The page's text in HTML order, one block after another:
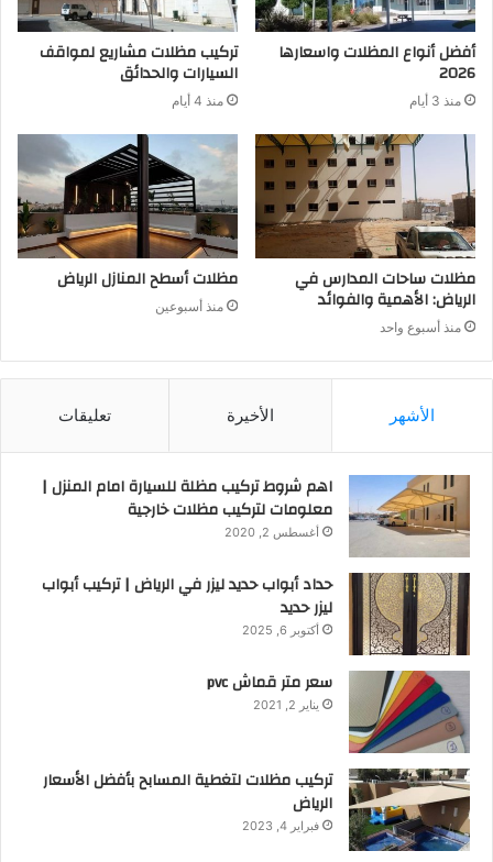
أفضل أنواع المظلات واسعارها
2026
منذ 3 أيام
تركيب مظلات مشاريع لمواقف
السيارات والحدائق
منذ 4 أيام
مظلات ساحات المدارس في
الرياض: الأهمية والفوائد
منذ أسبوع واحد
مظلات أسطح المنازل الرياض
منذ أسبوعين
الأشهر الأخيرة تعليقات
اهم شروط تركيب مظلة للسيارة امام المنزل |
معلومات لتركيب مظلات خارجية
أغسطس 2, 2020
حداد أبواب حديد ليزر في الرياض | تركيب أبواب
ليزر حديد
أكتوبر 6, 2025
سعر متر قماش pvc
يناير 2, 2021
تركيب مظلات لتغطية المسابح بأفضل الأسعار
الرياض
فبراير 4, 2023